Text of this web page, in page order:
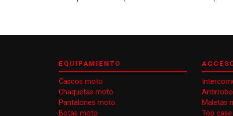
EQUIPAMIENTO
Cascos moto
Chaquetas moto
Pantalones moto
Botas moto
Maletas
Top case